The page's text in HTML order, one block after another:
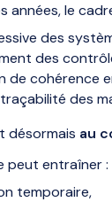
années, le
des
des
de cohérence
des
désormais au
peut entraîner :
temporaire,